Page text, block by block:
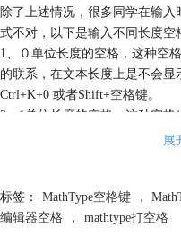
除了上述情况，很多同学在输
式不对，以下是输入不同长度空
1、０单位长度的空格，这种空
的联系，在文本长度上是不会显
Ctrl+K+0 或者Shift+空格键。
2、1单位长度的空格，这种空
单样式中的文本，然后在公式展
标签： MathType空格键 ，
编辑器空格
， mathtype打空格